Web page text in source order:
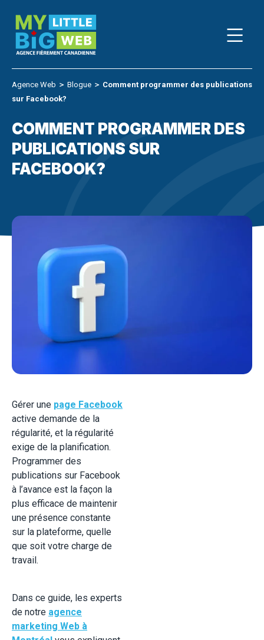
content
Agence Web ＞ Blogue ＞ Comment programmer des publications
sur Facebook?
COMMENT PROGRAMMER DES
PUBLICATIONS SUR
FACEBOOK?
Gérer une page Facebook
active demande de la
régularité, et la régularité
exige de la planification.
Programmer des
publications sur Facebook
à l’avance est la façon la
plus efficace de maintenir
une présence constante
sur la plateforme, quelle
que soit votre charge de
travail.
Dans ce guide, les experts
de notre agence
marketing Web à